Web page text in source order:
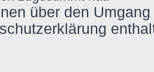
über den